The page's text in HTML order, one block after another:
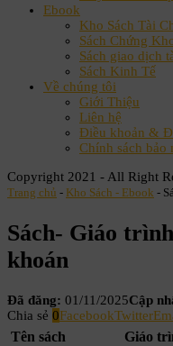
Ebook
Kho Sách Tài
Sách Chứng
Sách giao dịch
Sách Kinh Tế
Về chúng tôi
Giới Thiệu
Liên hệ
Điều khoản &
Chính sách bảo
Copyright 2021 - All Right
Trang chủ - Kho Sách - Ebook -
Sách- Giáo
khoán
Đã đăng: 01/11/2025Cập
Chia sẻ 0FacebookTwitter
Tên sách Giáo